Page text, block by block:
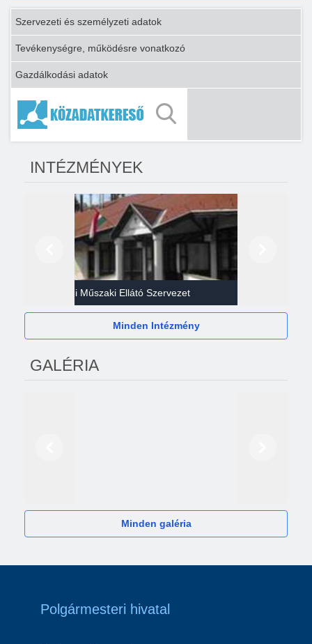
Szervezeti és személyzeti adatok
Tevékenységre, működésre vonatkozó
Gazdálkodási adatok
INTÉZMÉNYEK
Gazdasági Műszaki Ellátó Szervezet
Minden Intézmény
GALÉRIA
Minden galéria
Polgármesteri hivatal